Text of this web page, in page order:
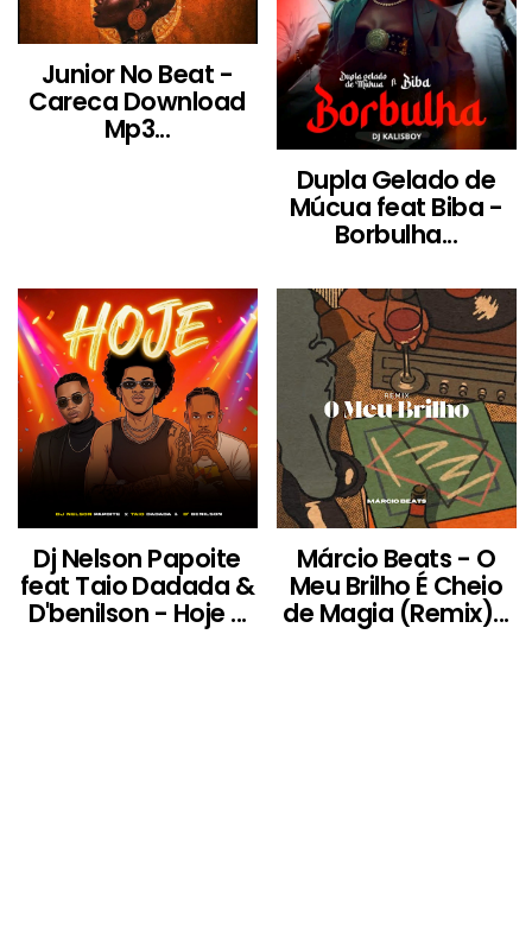
Junior No Beat -
Careca Download
Mp3...
Dupla Gelado de
Múcua feat Biba -
Borbulha...
Dj Nelson Papoite
feat Taio Dadada &
D'benilson - Hoje ...
Márcio Beats - O
Meu Brilho É Cheio
de Magia (Remix)...